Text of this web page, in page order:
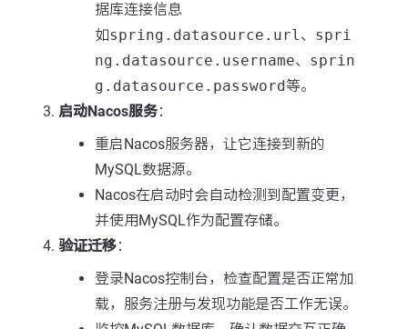
据库连接信息
如spring.datasource.url、 spri
ng.datasource.username、 sprin
g.datasource.password等。
启动Nacos服务：
重启Nacos服务器，让它连接到新的
MySQL数据源。
Nacos在启动时会自动检测到配置变更，
并使用MySQL作为配置存储。
验证迁移：
登录Nacos控制台，检查配置是否正常加
载，服务注册与发现功能是否工作无误。